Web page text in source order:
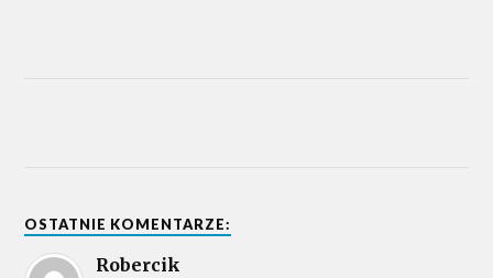
OSTATNIE KOMENTARZE:
Robercik